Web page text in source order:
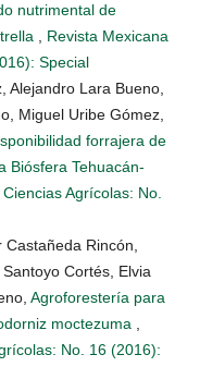
nutrimental de
Revista Mexicana
Special
Alejandro Lara Bueno,
Miguel Uribe Gómez,
forrajera de
Biósfera Tehuacán-
Agrícolas: No.
Rincón,
Cortés, Elvia
Agroforestería para
moctezuma
No. 16 (2016):